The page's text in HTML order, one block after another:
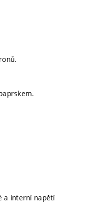
a interní napětí